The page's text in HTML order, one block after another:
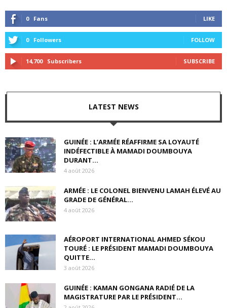
0 Fans LIKE
0 Followers FOLLOW
14,700 Subscribers SUBSCRIBE
LATEST NEWS
GUINÉE : L’ARMÉE RÉAFFIRME SA LOYAUTÉ
INDÉFECTIBLE À MAMADI DOUMBOUYA
DURANT...
4 août 2026
ARMÉE : LE COLONEL BIENVENU LAMAH ÉLEVÉ AU
GRADE DE GÉNÉRAL...
4 août 2026
AÉROPORT INTERNATIONAL AHMED SÉKOU
TOURÉ : LE PRÉSIDENT MAMADI DOUMBOUYA
QUITTE...
3 août 2026
GUINÉE : KAMAN GONGANA RADIÉ DE LA
MAGISTRATURE PAR LE PRÉSIDENT...